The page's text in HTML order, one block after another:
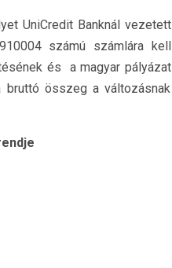
UniCredit Banknál vezetett
számú számlára kell
és a magyar pályázat
bruttó összeg a változásnak